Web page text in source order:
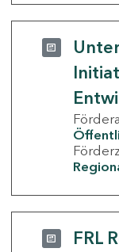
FRL